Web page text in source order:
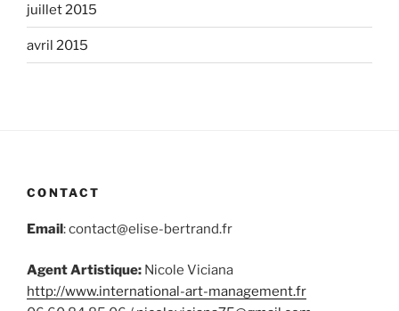
juillet 2015
avril 2015
CONTACT
Email: contact@elise-bertrand.fr
Agent Artistique: Nicole Viciana
http://www.international-art-management.fr